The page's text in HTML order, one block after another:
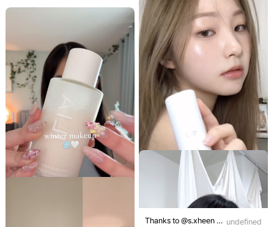
Thanks to @s.xheen 🖤 요즘같이 춥고 건조한 날씨에는 팩을 찾게 되는데요!😵‍💫 쫀쫀한 거품덕에 자극없이 부드럽게 스며들어 사용 후 도자기같은 광을 만들어주는 가쉬 에어버블 애용중이에요😍 시트마스크보다 더 편해서 좋아요 ! 10초 흡수>_ undefined
NaN:NaN
volume_off
NaN:NaN
volume_off